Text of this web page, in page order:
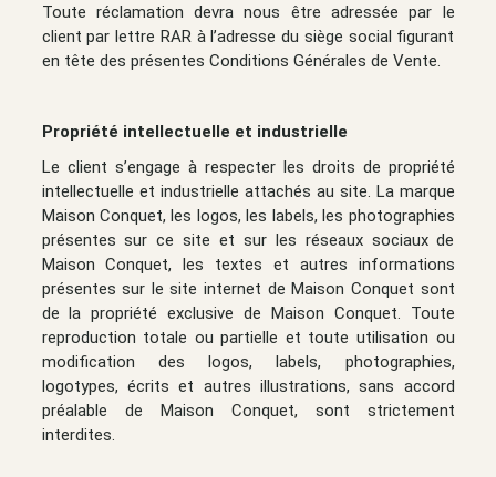
Toute réclamation devra nous être adressée par le
client par lettre RAR à l’adresse du siège social figurant
en tête des présentes Conditions Générales de Vente.
Propriété intellectuelle et industrielle
Le client s’engage à respecter les droits de propriété
intellectuelle et industrielle attachés au site. La marque
Maison Conquet, les logos, les labels, les photographies
présentes sur ce site et sur les réseaux sociaux de
Maison Conquet, les textes et autres informations
présentes sur le site internet de Maison Conquet sont
de la propriété exclusive de Maison Conquet. Toute
reproduction totale ou partielle et toute utilisation ou
modification des logos, labels, photographies,
logotypes, écrits et autres illustrations, sans accord
préalable de Maison Conquet, sont strictement
interdites.